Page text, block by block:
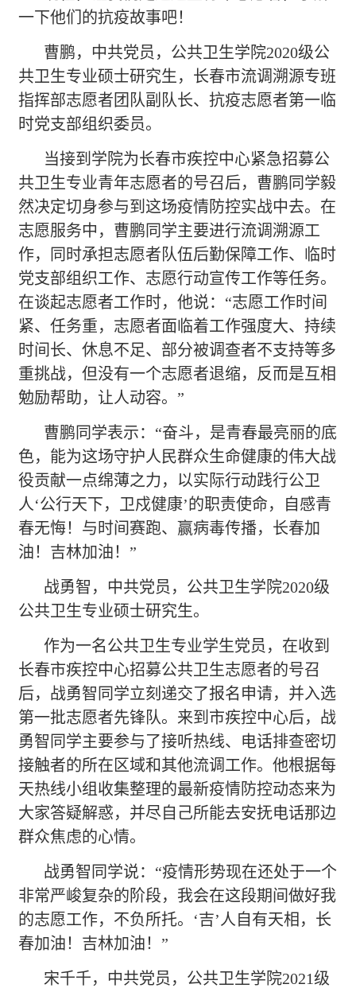
一下他们的抗疫故事吧！
曹鹏，中共党员，公共卫生学院2020级公
共卫生专业硕士研究生，长春市流调溯源专班
指挥部志愿者团队副队长、抗疫志愿者第一临
时党支部组织委员。
当接到学院为长春市疾控中心紧急招募公
共卫生专业青年志愿者的号召后，曹鹏同学毅
然决定切身参与到这场疫情防控实战中去。在
志愿服务中，曹鹏同学主要进行流调溯源工
作，同时承担志愿者队伍后勤保障工作、临时
党支部组织工作、志愿行动宣传工作等任务。
在谈起志愿者工作时，他说： “志愿工作时间
紧、任务重，志愿者面临着工作强度大、持续
时间长、休息不足、部分被调查者不支持等多
重挑战，但没有一个志愿者退缩，反而是互相
勉励帮助，让人动容。”
曹鹏同学表示： “奋斗，是青春最亮丽的底
色，能为这场守护人民群众生命健康的伟大战
役贡献一点绵薄之力，以实际行动践行公卫
人‘公行天下，卫戍健康’的职责使命，自感青
春无悔！与时间赛跑、赢病毒传播，长春加
油！吉林加油！”
战勇智，中共党员，公共卫生学院2020级
公共卫生专业硕士研究生。
作为一名公共卫生专业学生党员，在收到
长春市疾控中心招募公共卫生志愿者的号召
后，战勇智同学立刻递交了报名申请，并入选
第一批志愿者先锋队。来到市疾控中心后，战
勇智同学主要参与了接听热线、电话排查密切
接触者的所在区域和其他流调工作。他根据每
天热线小组收集整理的最新疫情防控动态来为
大家答疑解惑，并尽自己所能去安抚电话那边
群众焦虑的心情。
战勇智同学说： “疫情形势现在还处于一个
非常严峻复杂的阶段，我会在这段期间做好我
的志愿工作，不负所托。‘吉’人自有天相，长
春加油！吉林加油！”
宋千千，中共党员，公共卫生学院2021级